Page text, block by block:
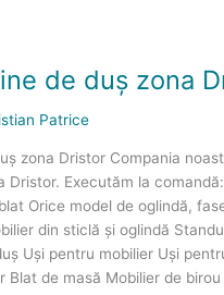
de duș zona
Patrice
zona Dristor Compania
Dristor. Executăm la
Orice model de oglindă,
din sticlă și oglindă
Uși pentru mobilier Uși
Blat de masă Mobilier de